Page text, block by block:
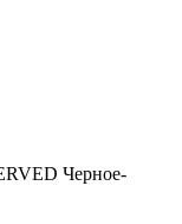
Черное-